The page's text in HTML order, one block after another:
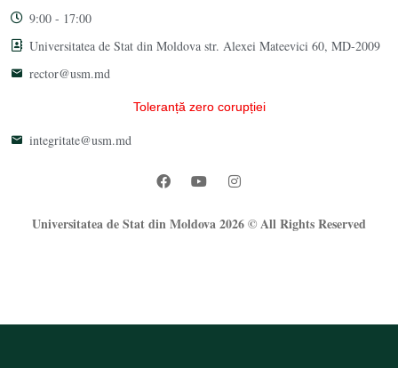
9:00 - 17:00
Universitatea de Stat din Moldova str. Alexei Mateevici 60, MD-2009
rector@usm.md
Toleranță zero corupției
integritate@usm.md
Universitatea de Stat din Moldova 2026 © All Rights Reserved